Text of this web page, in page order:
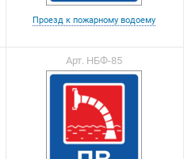
Проезд к пожарному водоему
Арт. НБФ-85